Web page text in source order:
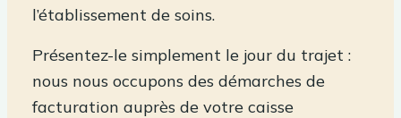
l’établissement de soins.
Présentez-le simplement le jour du trajet :
nous nous occupons des démarches de
facturation auprès de votre caisse